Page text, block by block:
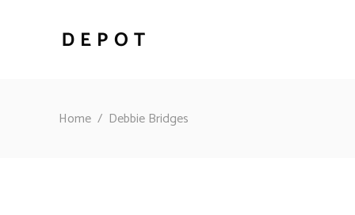
Home / Debbie Bridges